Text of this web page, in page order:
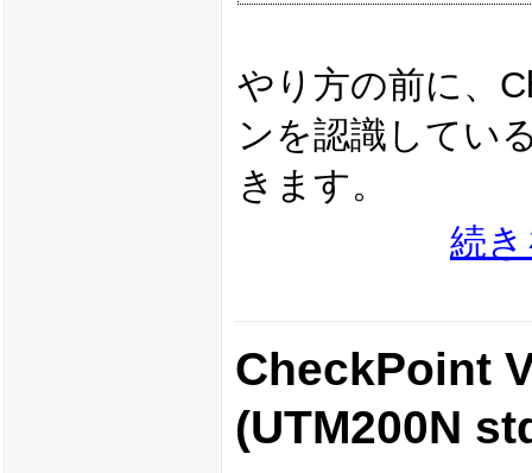
やり方の前に、
ンを認識してい
きます。
続
CheckPoint
(UTM200N